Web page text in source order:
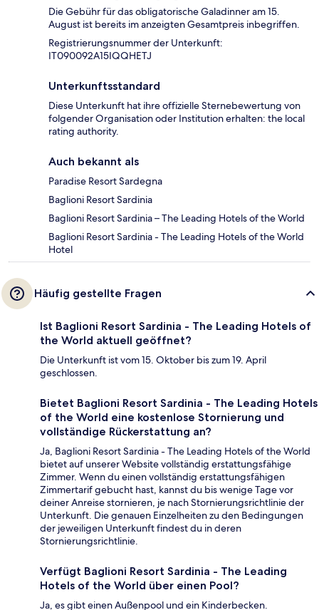
Die Gebühr für das obligatorische Galadinner am 15.
August ist bereits im anzeigten Gesamtpreis inbegriffen.
Registrierungsnummer der Unterkunft:
IT090092A15IQQHETJ
Unterkunftsstandard
Diese Unterkunft hat ihre offizielle Sternebewertung von
folgender Organisation oder Institution erhalten: the local
rating authority.
Auch bekannt als
Paradise Resort Sardegna
Baglioni Resort Sardinia
Baglioni Resort Sardinia – The Leading Hotels of the World
Baglioni Resort Sardinia - The Leading Hotels of the World
Hotel
Häufig gestellte Fragen
Ist Baglioni Resort Sardinia - The Leading Hotels of
the World aktuell geöffnet?
Die Unterkunft ist vom 15. Oktober bis zum 19. April
geschlossen.
Bietet Baglioni Resort Sardinia - The Leading Hotels
of the World eine kostenlose Stornierung und
vollständige Rückerstattung an?
Ja, Baglioni Resort Sardinia - The Leading Hotels of the World
bietet auf unserer Website vollständig erstattungsfähige
Zimmer. Wenn du einen vollständig erstattungsfähigen
Zimmertarif gebucht hast, kannst du bis wenige Tage vor
deiner Anreise stornieren, je nach Stornierungsrichtlinie der
Unterkunft. Die genauen Einzelheiten zu den Bedingungen
der jeweiligen Unterkunft findest du in deren
Stornierungsrichtlinie.
Verfügt Baglioni Resort Sardinia - The Leading
Hotels of the World über einen Pool?
Ja, es gibt einen Außenpool und ein Kinderbecken.